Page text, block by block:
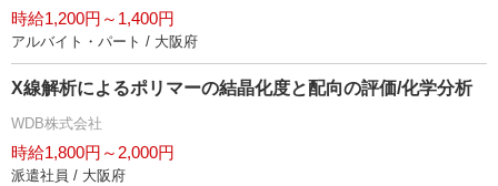
時給1,200円～1,400円
アルバイト・パート / 大阪府
X線解析によるポリマーの結晶化度と配向の評価/化学分析
WDB株式会社
時給1,800円～2,000円
派遣社員 / 大阪府